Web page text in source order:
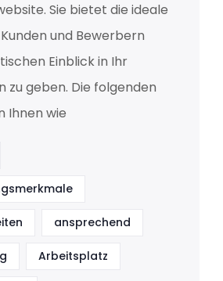
Sie bietet die ideale
und Bewerbern
Einblick in Ihr
zu geben. Die folgenden
Ihnen wie
ansprechend
Arbeitsplatz